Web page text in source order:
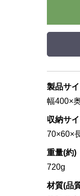
製品サ
幅400×
収納サ
70×60×
重量(約)
720g
材質(品